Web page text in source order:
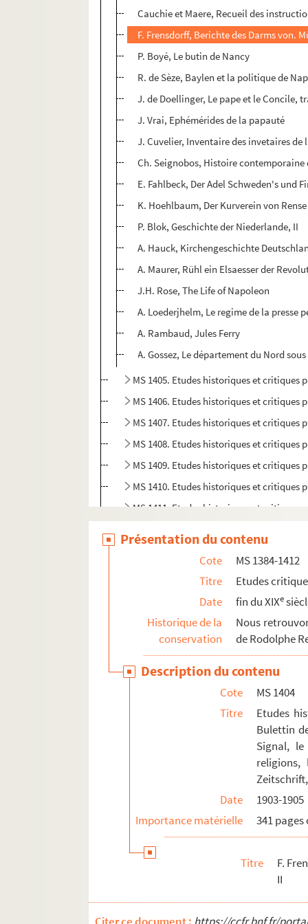
Cauchie et Maere, Recueil des
F. Frensdorff, Berichte des Darms von.
P. Boyé, Le butin de Nancy
R. de Sèze, Baylen et la politique de
J. de Doellinger, Le pape et le Concile,
J. Vrai, Ephémérides de la papauté
J. Cuvelier, Inventaire des invetaires de
Ch. Seignobos, Histoire contemporaine
E. Fahlbeck, Der Adel Schweden's und
K. Hoehlbaum, Der Kurverein von Rense
P. Blok, Geschichte der Niederlande, II
A. Hauck, Kirchengeschichte
A. Maurer, Rühl ein Elsaesser der
J.H. Rose, The Life of Napoleon
A. Loederjhelm, Le regime de la presse
A. Rambaud, Jules Ferry
A. Gossez, Le département du Nord
MS 1405. Etudes historiques et critiques
MS 1406. Etudes historiques et
MS 1407. Etudes historiques et
MS 1408. Etudes historiques et critiques
MS 1409. Etudes historiques et
MS 1410. Etudes historiques et critiques
MS 1411. Etudes historiques et
MS 1413-1417. "Critiques de mes travaux"
Présentation du contenu
Cote
MS 1384-1412
Titre
Etudes
Date
fin du XIXe
Historique de la
conservation
Nous
de Rodolphe
Description du contenu
Cote
MS 1404
Titre
Etudes
Bulettin
Signal,
religions,
Date
1903-1905
Importance matérielle
341
Titre
F.
II